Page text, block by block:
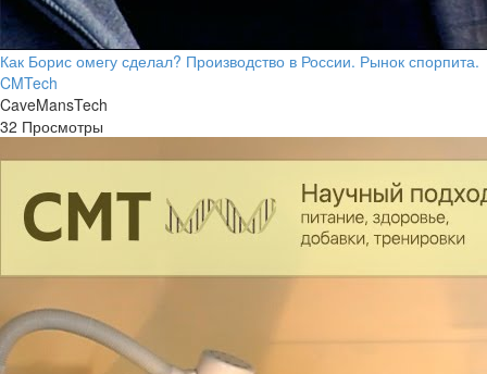
Как Борис омегу сделал? Производство в России. Рынок спорпита.
CMTech
CaveMansTech
32 Просмотры